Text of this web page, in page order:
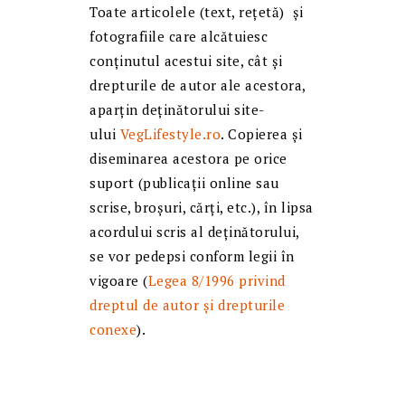
Toate articolele (text, reţetă) și
fotografiile care alcătuiesc
conținutul acestui site, cât și
drepturile de autor ale acestora,
aparțin deținătorului site-
ului VegLifestyle.ro. Copierea și
diseminarea acestora pe orice
suport (publicații online sau
scrise, broșuri, cărți, etc.), în lipsa
acordului scris al deținătorului,
se vor pedepsi conform legii în
vigoare (Legea 8/1996 privind
dreptul de autor și drepturile
conexe).